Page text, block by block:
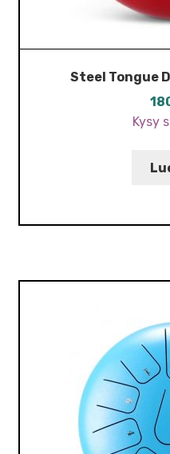
Steel Tongue
Kysy